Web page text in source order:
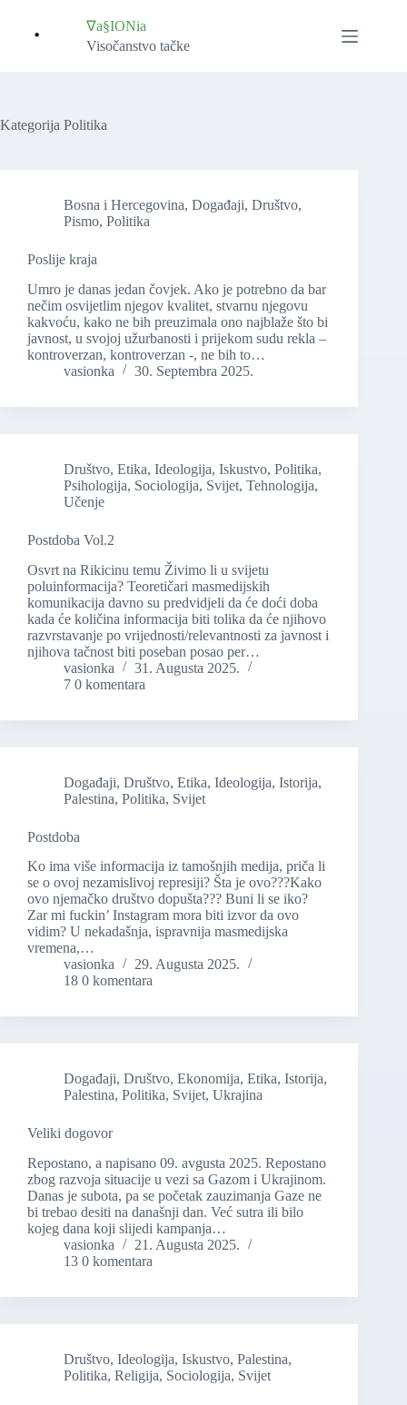
content
∇a§IONia
Visočanstvo tačke
Kategorija Politika
Bosna i Hercegovina, Događaji, Društvo,
Pismo, Politika
Poslije kraja
Umro je danas jedan čovjek. Ako je potrebno da bar
nečim osvijetlim njegov kvalitet, stvarnu njegovu
kakvoću, kako ne bih preuzimala ono najblaže što bi
javnost, u svojoj užurbanosti i prijekom sudu rekla –
kontroverzan, kontroverzan -, ne bih to…
vasionka
30. Septembra 2025.
Društvo, Etika, Ideologija, Iskustvo, Politika,
Psihologija, Sociologija, Svijet, Tehnologija,
Učenje
Postdoba Vol.2
Osvrt na Rikicinu temu Živimo li u svijetu
poluinformacija? Teoretičari masmedijskih
komunikacija davno su predvidjeli da će doći doba
kada će količina informacija biti tolika da će njihovo
razvrstavanje po vrijednosti/relevantnosti za javnost i
njihova tačnost biti poseban posao per…
vasionka
31. Augusta 2025.
7 0 komentara
Događaji, Društvo, Etika, Ideologija, Istorija,
Palestina, Politika, Svijet
Postdoba
Ko ima više informacija iz tamošnjih medija, priča li
se o ovoj nezamislivoj represiji? Šta je ovo???Kako
ovo njemačko društvo dopušta??? Buni li se iko?
Zar mi fuckin’ Instagram mora biti izvor da ovo
vidim? U nekadašnja, ispravnija masmedijska
vremena,…
vasionka
29. Augusta 2025.
18 0 komentara
Događaji, Društvo, Ekonomija, Etika, Istorija,
Palestina, Politika, Svijet, Ukrajina
Veliki dogovor
Repostano, a napisano 09. avgusta 2025. Repostano
zbog razvoja situacije u vezi sa Gazom i Ukrajinom.
Danas je subota, pa se početak zauzimanja Gaze ne
bi trebao desiti na današnji dan. Već sutra ili bilo
kojeg dana koji slijedi kampanja…
vasionka
21. Augusta 2025.
13 0 komentara
Društvo, Ideologija, Iskustvo, Palestina,
Politika, Religija, Sociologija, Svijet